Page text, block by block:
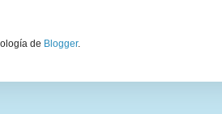
de Blogger.